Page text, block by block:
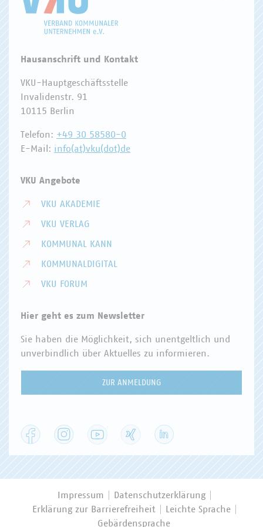
Hausanschrift und Kontakt
VKU-Hauptgeschäftsstelle
Invalidenstr. 91
10115 Berlin
Telefon: +49 30 58580-0
E-Mail: info(at)vku(dot)de
VKU Angebote
VKU AKADEMIE
VKU VERLAG
KOMMUNAL KANN
KOMMUNALDIGITAL
VKU FORUM
Hier geht es zum Newsletter
Sie haben die Möglichkeit, sich unentgeltlich und
unverbindlich über Aktuelles zu informieren.
ZUR ANMELDUNG
Facebook Instagram YouTube
Impressum
Datenschutzerklärung
Erklärung zur Barrierefreiheit
Leichte Sprache
Gebärdensprache